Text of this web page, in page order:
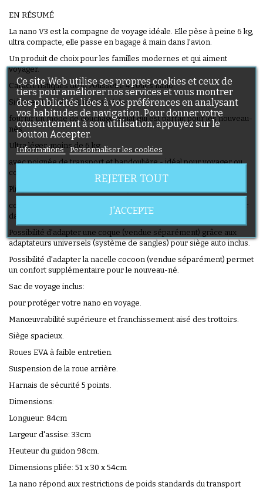
EN RÉSUMÉ
La nano V3 est la compagne de voyage idéale. Elle pèse à peine 6 kg,
ultra compacte, elle passe en bagage à main dans l'avion.
Un produit de choix pour les familles modernes et qui aiment
voyager.
Caractéristiques de la Poussette 4 roues nano:
Siège en tissu à inclinaison totale:
fournir un mode de couchage à plat qui est parfait pour les nouveau-
nés.
Ultra léger, moins de 6 kg:
avec poignée de transport et bandoulière - idéal pour voyager ou
comme seconde poussette.
Pliage compact facile en deux étapes:
conçu pour passer dans de nombreux coffres à bagages ou laisser
dans le coffre de voiture pour des sorties rapides.
Possibilité d'adapter une coque (vendue séparément) grâce aux
adaptateurs universels (système de sangles) pour siège auto inclus.
Possibilité d'adapter la nacelle cocoon (vendue séparément) permet
un confort supplémentaire pour le nouveau-né.
Sac de voyage inclus:
pour protéger votre nano en voyage.
Manœuvrabilité supérieure et franchissement aisé des trottoirs.
Siège spacieux.
Roues EVA à faible entretien.
Suspension de la roue arrière.
Harnais de sécurité 5 points.
Dimensions:
Longueur: 84cm
Largeur d'assise: 33cm
Heuteur du guidon 98cm.
Dimensions pliée: 51 x 30 x 54cm
La nano répond aux restrictions de poids standards du transport
Ce site Web utilise ses propres cookies et ceux de
tiers pour améliorer nos services et vous montrer
des publicités liées à vos préférences en analysant
vos habitudes de navigation. Pour donner votre
consentement à son utilisation, appuyez sur le
bouton Accepter.
Informations Personnaliser les cookies
REJETER TOUT
J'ACCEPTE